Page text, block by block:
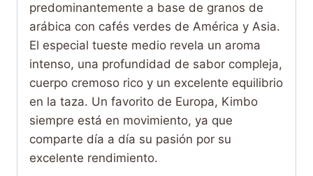
predominantemente a base de granos de
arábica con cafés verdes de América y Asia.
El especial tueste medio revela un aroma
intenso, una profundidad de sabor compleja,
cuerpo cremoso rico y un excelente equilibrio
en la taza. Un favorito de Europa, Kimbo
siempre está en movimiento, ya que
comparte día a día su pasión por su
excelente rendimiento.